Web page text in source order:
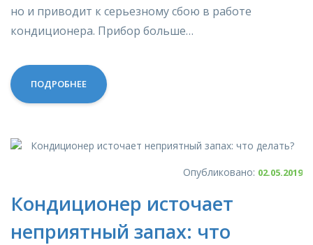
но и приводит к серьезному сбою в работе
кондиционера. Прибор больше…
ПОДРОБНЕЕ
Опубликовано: 02.05.2019
Кондиционер источает
неприятный запах: что